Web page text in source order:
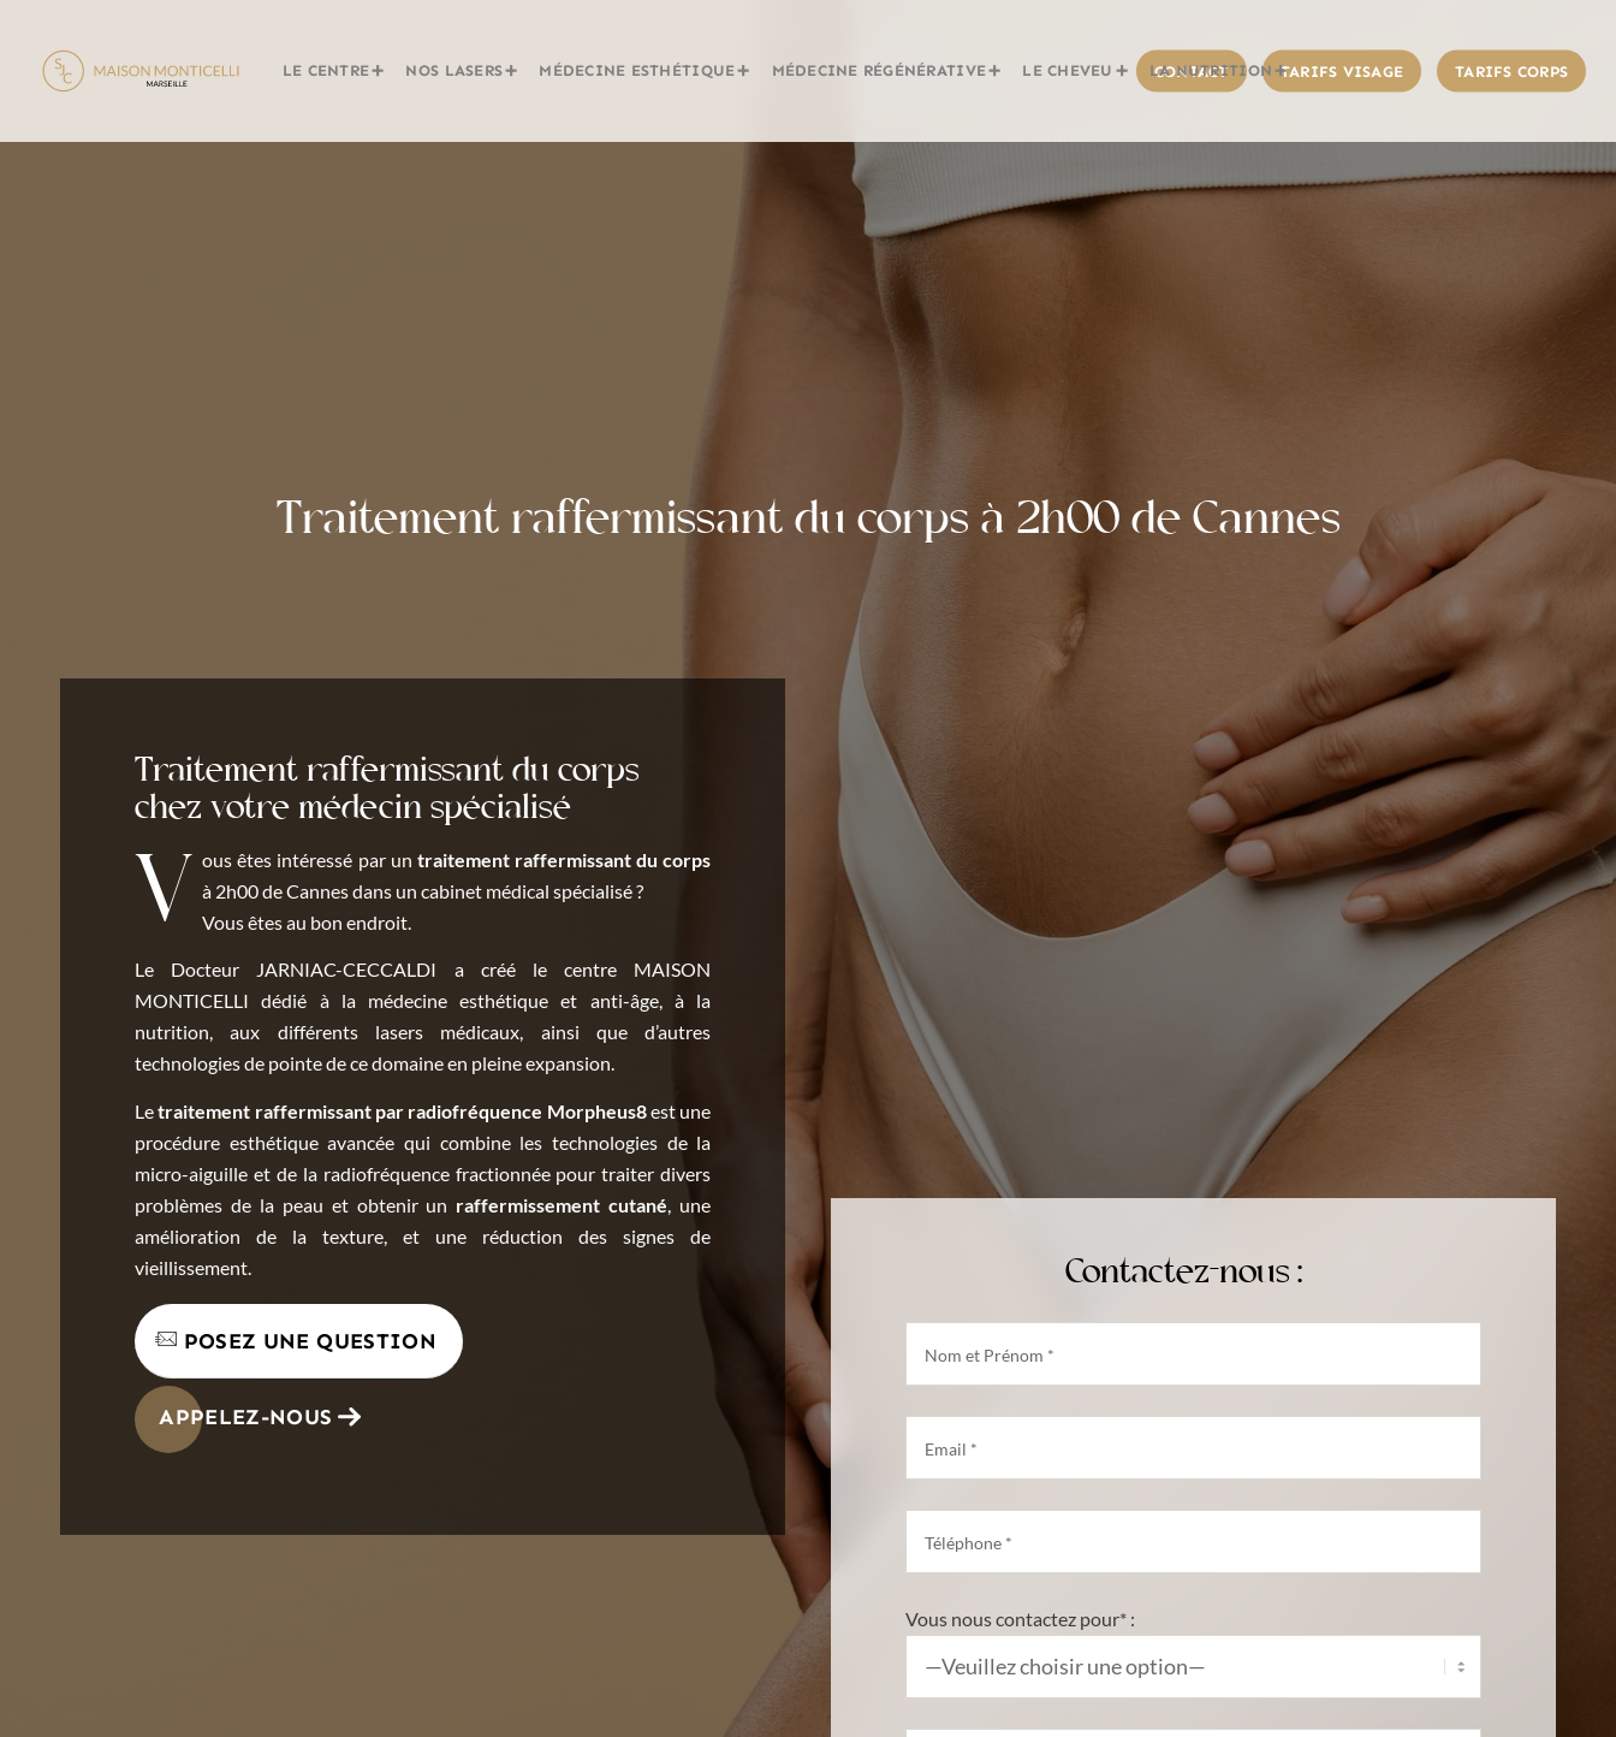
LE CENTRE NOS LASERS MÉDECINE ESTHÉTIQUE MÉDECINE RÉGÉNÉRATIVE LE CHEVEU LA NUTRITION
CONTACT TARIFS VISAGE TARIFS CORPS
Traitement raffermissant du corps à 2h00 de Cannes
Traitement raffermissant du corps
chez votre médecin spécialisé
Vous êtes intéressé par un traitement raffermissant du corps
à 2h00 de Cannes dans un cabinet médical spécialisé ?
Vous êtes au bon endroit.
Le Docteur JARNIAC-CECCALDI a créé le centre MAISON
MONTICELLI dédié à la médecine esthétique et anti-âge, à la
nutrition, aux différents lasers médicaux, ainsi que d’autres
technologies de pointe de ce domaine en pleine expansion.
Letraitement raffermissant par radiofréquence Morpheus8est une
procédure esthétique avancée qui combine les technologies de la
micro-aiguille et de la radiofréquence fractionnée pour traiter divers
problèmes de la peau et obtenir un raffermissement cutané, une
amélioration de la texture, et une réduction des signes de
vieillissement.
POSEZ UNE QUESTION
APPELEZ-NOUS
Contactez-nous :
Vous nous contactez pour* :